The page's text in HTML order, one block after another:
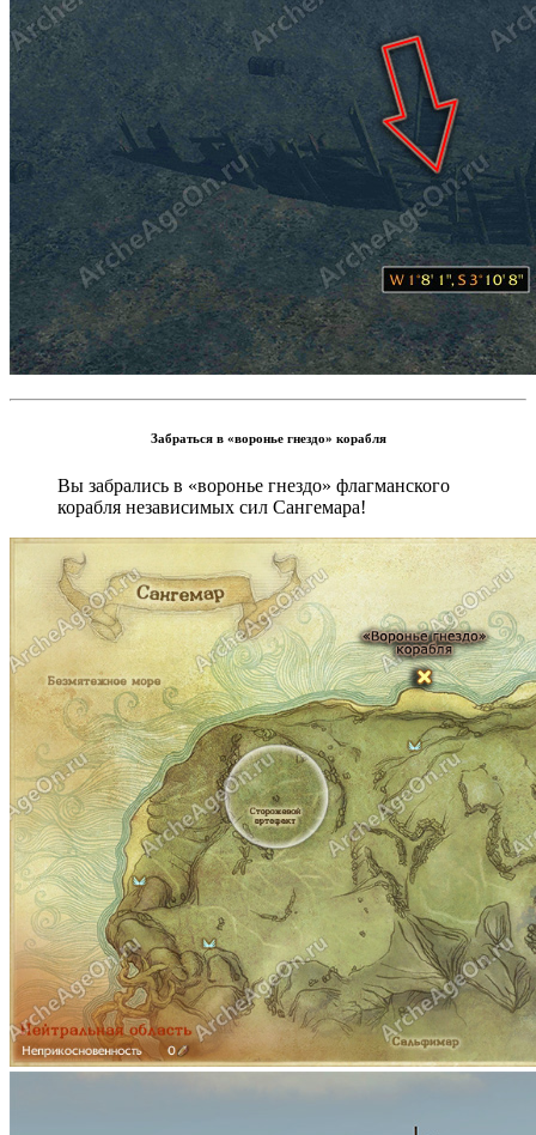
Забраться в «воронье гнездо» корабля
Вы забрались в «воронье гнездо» флагманского
корабля независимых сил Сангемара!